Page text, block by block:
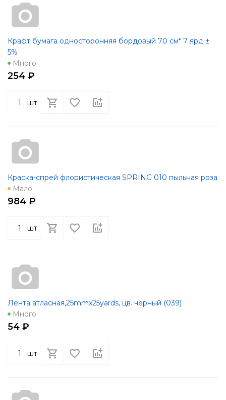
Крафт бумага односторонняя бордовый 70 см* 7 ярд ±
5%
Много
254 ₽
шт
Краска-спрей флористическая SPRING 010 пыльная роза
Мало
984 ₽
шт
Лента атласная,25mmx25yards, цв. чёрный (039)
Много
54 ₽
шт